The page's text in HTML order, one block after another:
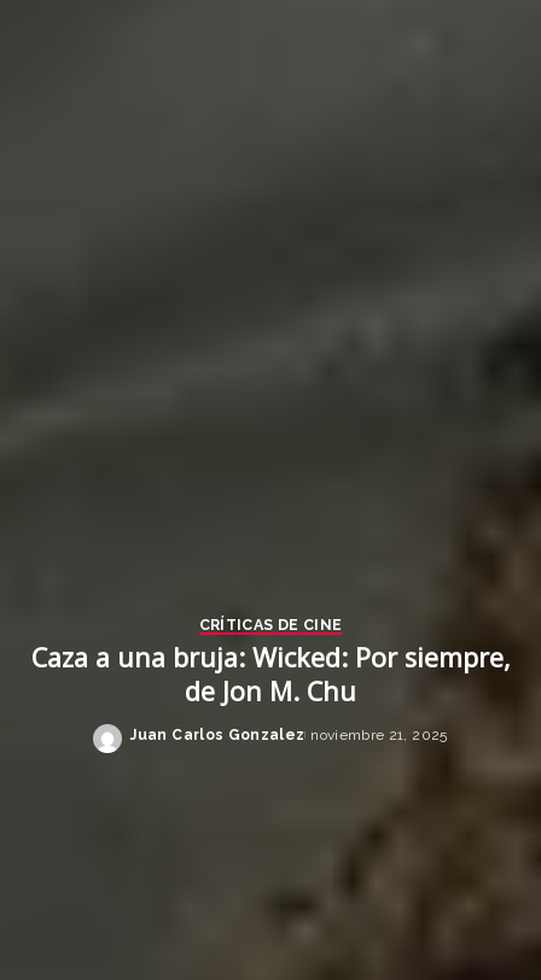
CRÍTICAS DE CINE
Caza a una bruja: Wicked: Por siempre,
de Jon M. Chu
Posted
Juan Carlos Gonzalez noviembre 21, 2025